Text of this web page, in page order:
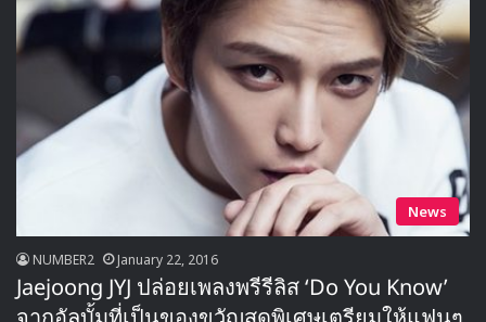
News
NUMBER2 January 22, 2016
Jaejoong JYJ ปล่อยเพลงพรีรีลิส ‘Do You Know’